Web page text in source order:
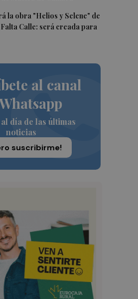
la obra "Helios y Selene" de
Calle: será creada para
al canal
día de las últimas
noticias
suscribirme!